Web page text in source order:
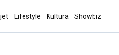
Lifestyle Kultura Showbiz